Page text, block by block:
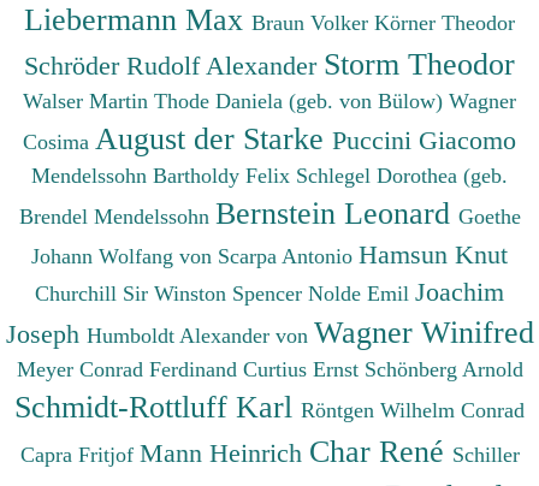
Liebermann Max Braun Volker Körner Theodor
Schröder Rudolf Alexander Storm Theodor
Walser Martin Thode Daniela (geb. von Bülow) Wagner
Cosima August der Starke Puccini Giacomo
Mendelssohn Bartholdy Felix Schlegel Dorothea (geb.
Brendel Mendelssohn Bernstein Leonard Goethe
Johann Wolfang von Scarpa Antonio Hamsun Knut
Churchill Sir Winston Spencer Nolde Emil Joachim
Joseph Humboldt Alexander von Wagner Winifred
Meyer Conrad Ferdinand Curtius Ernst Schönberg Arnold
Schmidt-Rottluff Karl Röntgen Wilhelm Conrad
Capra Fritjof Mann Heinrich Char René Schiller